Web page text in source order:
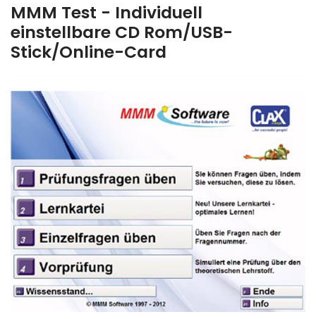
MMM Test - Individuell
einstellbare CD Rom/USB-
Stick/Online-Card